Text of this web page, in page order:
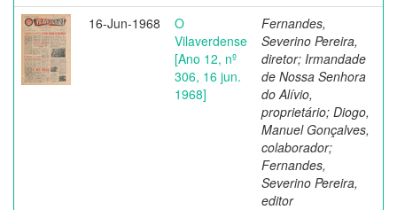
16-Jun-1968
O
Vilaverdense
[Ano 12, nº
306, 16 jun.
1968]
Fernandes,
Severino Pereira,
diretor; Irmandade
de Nossa Senhora
do Alívio,
proprietário; Diogo,
Manuel Gonçalves,
colaborador;
Fernandes,
Severino Pereira,
editor